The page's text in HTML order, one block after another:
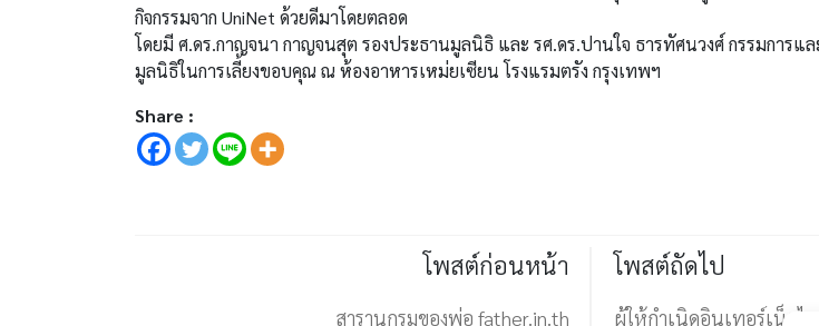
กิจกรรมจาก UniNet ด้วยดีมาโดยตลอด
โดยมี ศ.ดร.กาญจนา กาญจนสุต รองประธานมูลนิธิ และ รศ.ดร.ปานใจ ธารทัศนวงศ์ กรรมการ
มูลนิธิในการเลี้ยงขอบคุณ ณ ห้องอาหารเหม่ยเซียน โรงแรมตรัง กรุงเทพฯ
Share :
โพสต์ก่อนหน้า
สารานุกรมของพ่อ father.in.th
โพสต์ถัดไป
ผู้ให้กำเนิดอินเทอร์เน็ตไ